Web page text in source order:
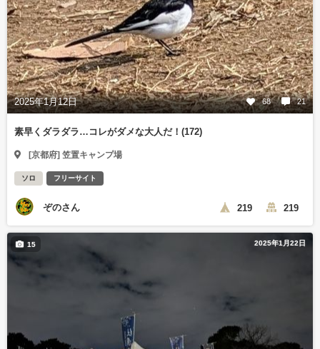
2025年1月12日 68 21
素早くダラダラ…コレがダメな大人だ！(172)
[京都府] 笠置キャンプ場
ソロ フリーサイト
ぞのさん 219 219
2025年1月22日
15